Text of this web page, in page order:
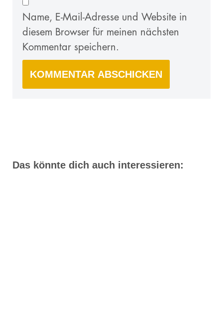
Name, E-Mail-Adresse und Website in
diesem Browser für meinen nächsten
Kommentar speichern.
Das könnte dich auch interessieren: